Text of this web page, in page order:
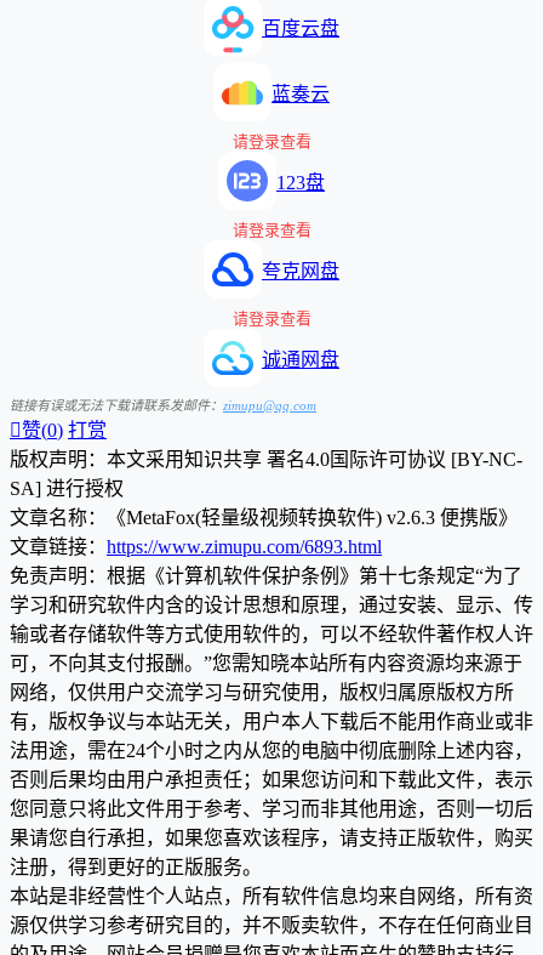
百度云盘
蓝奏云
请登录查看
123盘
请登录查看
夸克网盘
请登录查看
诚通网盘
链接有误或无法下载请联系发邮件： zimupu@qq.com
赞(0) 打赏
版权声明：本文采用知识共享 署名4.0国际许可协议 [BY-NC-
SA] 进行授权
文章名称：《MetaFox(轻量级视频转换软件) v2.6.3 便携版》
文章链接： https://www.zimupu.com/6893.html
免责声明：根据《计算机软件保护条例》第十七条规定“为了
学习和研究软件内含的设计思想和原理，通过安装、显示、传
输或者存储软件等方式使用软件的，可以不经软件著作权人许
可，不向其支付报酬。”您需知晓本站所有内容资源均来源于
网络，仅供用户交流学习与研究使用，版权归属原版权方所
有，版权争议与本站无关，用户本人下载后不能用作商业或非
法用途，需在24个小时之内从您的电脑中彻底删除上述内容，
否则后果均由用户承担责任；如果您访问和下载此文件，表示
您同意只将此文件用于参考、学习而非其他用途，否则一切后
果请您自行承担，如果您喜欢该程序，请支持正版软件，购买
注册，得到更好的正版服务。
本站是非经营性个人站点，所有软件信息均来自网络，所有资
源仅供学习参考研究目的，并不贩卖软件，不存在任何商业目